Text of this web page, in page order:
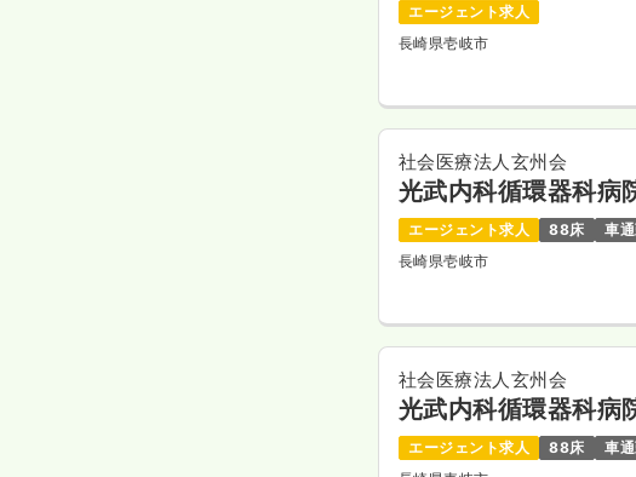
エージェント求人
長崎県壱岐市
社会医療法人玄州会
光武内科循環器科病
エージェント求人 88床
車
長崎県壱岐市
社会医療法人玄州会
光武内科循環器科病
エージェント求人 88床
車